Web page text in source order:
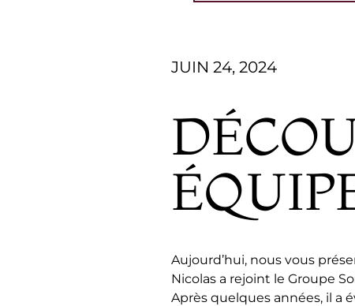
JUIN 24, 2024
Aujourd’hui, nous vous
Nicolas a rejoint le Groupe
Après quelques années, il a